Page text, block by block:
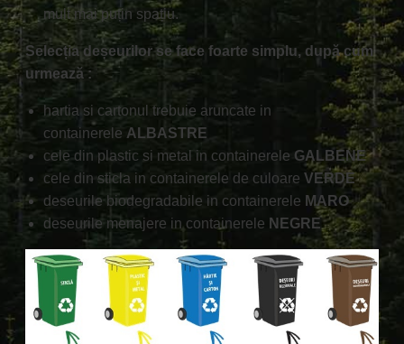
mult mai puțin spațiu.
Selecția deșeurilor se face foarte simplu, după cum
urmează :
hartia si cartonul trebuie aruncate in
containerele ALBASTRE
cele din plastic si metal in containerele GALBENE
cele din sticla in containerele de culoare VERDE
deseurile biodegradabile in containerele MARO
deseurile menajere in containerele NEGRE